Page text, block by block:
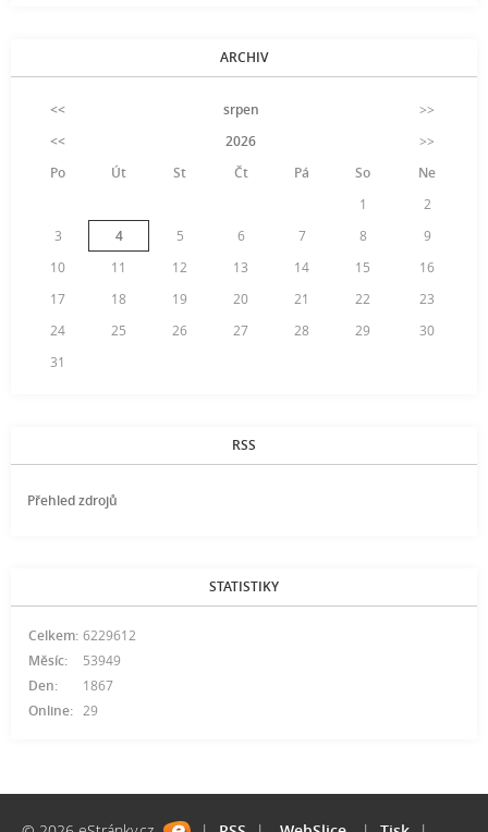
ARCHIV
<< srpen
>>
<<
2026
>>
Po
Út St Čt Pá So
Ne
1
2
3
4 5 6 7 8
9
10
11 12 13 14 15
16
17
18 19 20 21 22
23
24
25 26 27 28 29
30
31
RSS
Přehled zdrojů
STATISTIKY
Online: 29
Celkem: 6229612
Měsíc:
53949
Den:
1867